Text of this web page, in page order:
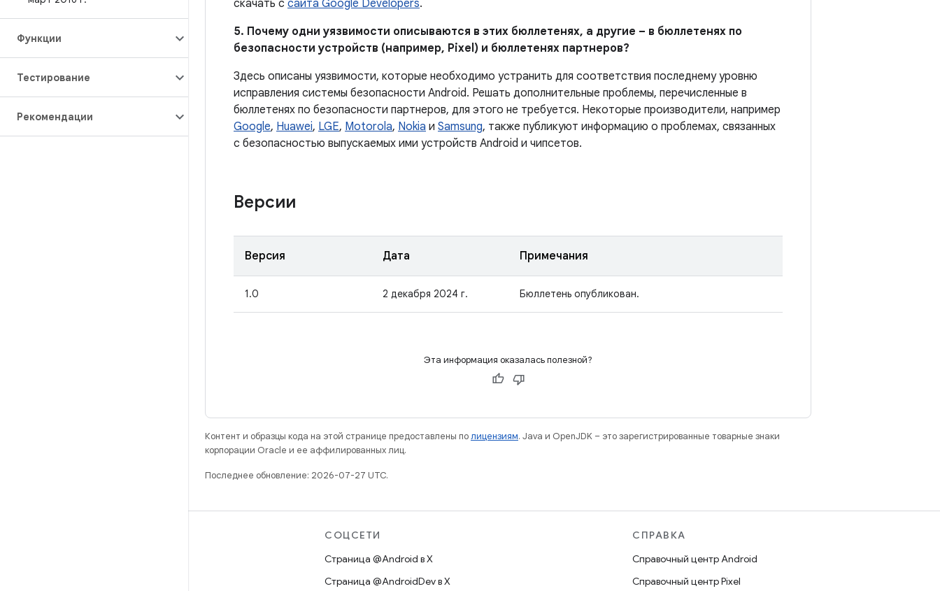
Функции
Тестирование
Рекомендации
скачать с сайта Google Developers.
5. Почему одни уязвимости описываются в этих бюллетенях, а другие – в бюллетенях по
безопасности устройств (например, Pixel) и бюллетенях партнеров?
Здесь описаны уязвимости, которые необходимо устранить для соответствия последнему уровню
исправления системы безопасности Android. Решать дополнительные проблемы, перечисленные в
бюллетенях по безопасности партнеров, для этого не требуется. Некоторые производители, например
Google, Huawei, LGE, Motorola, Nokia и Samsung, также публикуют информацию о проблемах, связанных
с безопасностью выпускаемых ими устройств Android и чипсетов.
Версии
Версия Дата Примечания
1.0 2 декабря 2024 г. Бюллетень опубликован.
Эта информация оказалась полезной?
Контент и образцы кода на этой странице предоставлены полицензиям. Java и OpenJDK – это зарегистрированные товарные знаки
корпорации Oracle и ее аффилированных лиц.
Последнее обновление: 2026-07-27 UTC.
СОЦСЕТИ
Страница @Android в X
Страница @AndroidDev в X
СПРАВКА
Справочный центр Android
Справочный центр Pixel